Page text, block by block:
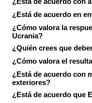
¿Está de acuerdo en
¿Cómo valora la
Ucrania?
¿Quién crees que
¿Cómo valora el
¿Está de acuerdo con
exteriores?
¿Está de acuerdo que